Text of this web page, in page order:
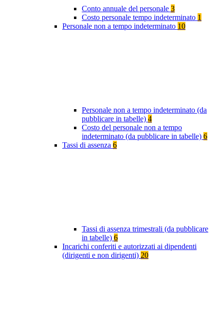
Conto annuale del personale 3
Costo personale tempo indeterminato 1
Personale non a tempo indeterminato 10
Personale non a tempo indeterminato (da
pubblicare in tabelle) 4
Costo del personale non a tempo
indeterminato (da pubblicare in tabelle) 6
Tassi di assenza 6
Tassi di assenza trimestrali (da pubblicare
in tabelle) 6
Incarichi conferiti e autorizzati ai dipendenti
(dirigenti e non dirigenti) 20